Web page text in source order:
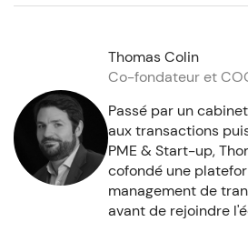
Thomas Colin
Co-fondateur et
Passé par un
aux transactions
PME & Start-up,
cofondé une
management de
avant de rejoindre